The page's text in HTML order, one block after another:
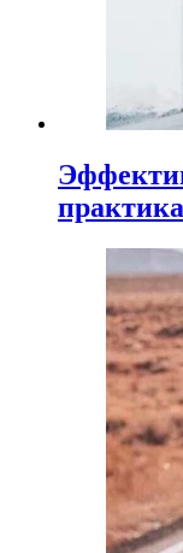
практика